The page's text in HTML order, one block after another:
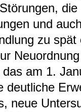
und
zu
am 1.
deut­li­che
neue